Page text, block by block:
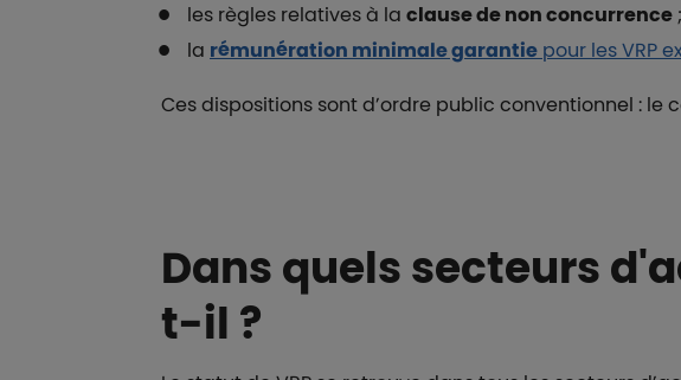
les règles relatives à la clause de non concurrence ;
la rémunération minimale garantie pour les VRP
Ces dispositions sont d’ordre public conventionnel :
Dans quels secteurs
t-il ?